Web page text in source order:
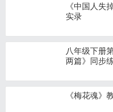
《中国人失
实录
八年级下册
两篇》同步
《梅花魂》